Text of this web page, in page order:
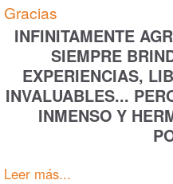
Gracias
INFINITAMENTE
SIEMPRE
EXPERIENCIAS,
INVALUABLES...
INMENSO Y
Leer más...